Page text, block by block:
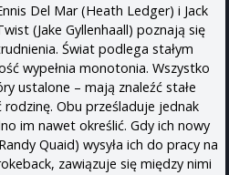
Del Mar (Heath Ledger) i Jack
(Jake Gyllenhaall) poznają się
Świat podlega stałym
wypełnia monotonia. Wszystko
ustalone – mają znaleźć stałe
rodzinę. Obu prześladuje jednak
im nawet określić. Gdy ich nowy
Quaid) wysyła ich do pracy na
zawiązuje się między nimi